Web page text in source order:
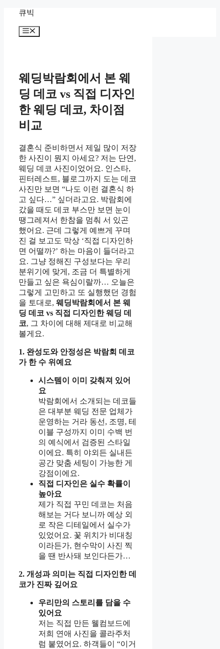
content
큐빅
Menu
웨딩박람회에서 본 웨
딩 데코 vs 직접 디자인
한 웨딩 데코, 차이점
비교
결혼식 준비하면서 제일 많이 저장
한 사진이 뭔지 아세요? 저는 단연,
웨딩 데코 사진이었어요. 인스타,
핀터레스트, 블로그까지 도는 데코
사진만 보면 “나도 이런 결혼식 하
고 싶다…” 싶더라고요. 박람회에
갔을 때도 데코 부스만 보면 눈이
땡그레져서 한참을 멈춰 서 있곤
했어요. 근데 그렇게 예쁘게 꾸며
진 걸 보고도 막상 ‘직접 디자인하
면 어떨까?’ 하는 마음이 들더라고
요. 그냥 정해진 구성보다는 우리
분위기에 맞게, 조금 더 특별하게
만들고 싶은 욕심이랄까… 오늘은
그렇게 고민하고 또 실행했던 경험
을 토대로, 웨딩박람회에서 본 웨
딩 데코 vs 직접 디자인한 웨딩 데
코, 그 차이에 대해 제대로 비교해
볼게요.
1. 완성도와 안정성은 박람회 데코
가 한 수 위예요
시스템이 이미 갖춰져 있어
요
박람회에서 소개되는 데코들
은 대부분 웨딩 전문 업체가
운영하는 거라 동선, 조명, 테
이블 구성까지 이미 수백 번
의 예식에서 검증된 스타일
이에요. 특히 야외든 실내든
공간 맞춤 세팅이 가능한 게
강점이에요.
직접 디자인은 실수 확률이
높아요
제가 직접 꾸민 데코는 처음
해보는 거다 보니까 예상 외
로 작은 디테일에서 실수가
있었어요. 꽃 위치가 비대칭
이라든가, 현수막이 사진 찍
을 땐 반사돼 보인다든가…
2. 개성과 의미는 직접 디자인한 데
코가 진짜 깊어요
우리만의 스토리를 담을 수
있어요
저는 직접 만든 웰컴보드에
저희 연애 사진을 콜라주처
럼 붙였어요. 하객들이 “이거